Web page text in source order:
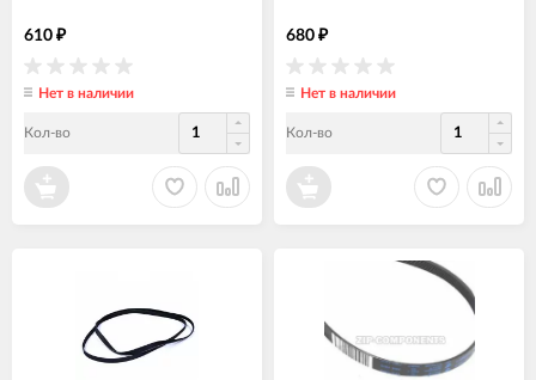
610 ₽
Нет в наличии
Кол-во
680 ₽
Нет в наличии
Кол-во